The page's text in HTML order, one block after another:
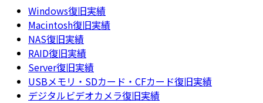
Windows復旧実績
Macintosh復旧実績
NAS復旧実績
RAID復旧実績
Server復旧実績
USBメモリ・SDカード・CFカード復旧実績
デジタルビデオカメラ復旧実績